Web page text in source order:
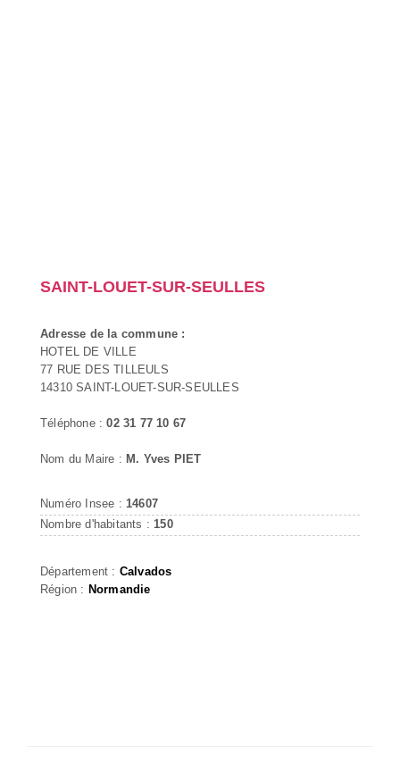
SAINT-LOUET-SUR-SEULLES
Adresse de la commune :
HOTEL DE VILLE
77 RUE DES TILLEULS
14310 SAINT-LOUET-SUR-SEULLES
Téléphone :02 31 77 10 67
Nom du Maire : M. Yves PIET
Numéro Insee : 14607
Nombre d'habitants : 150
Département : Calvados
Région : Normandie